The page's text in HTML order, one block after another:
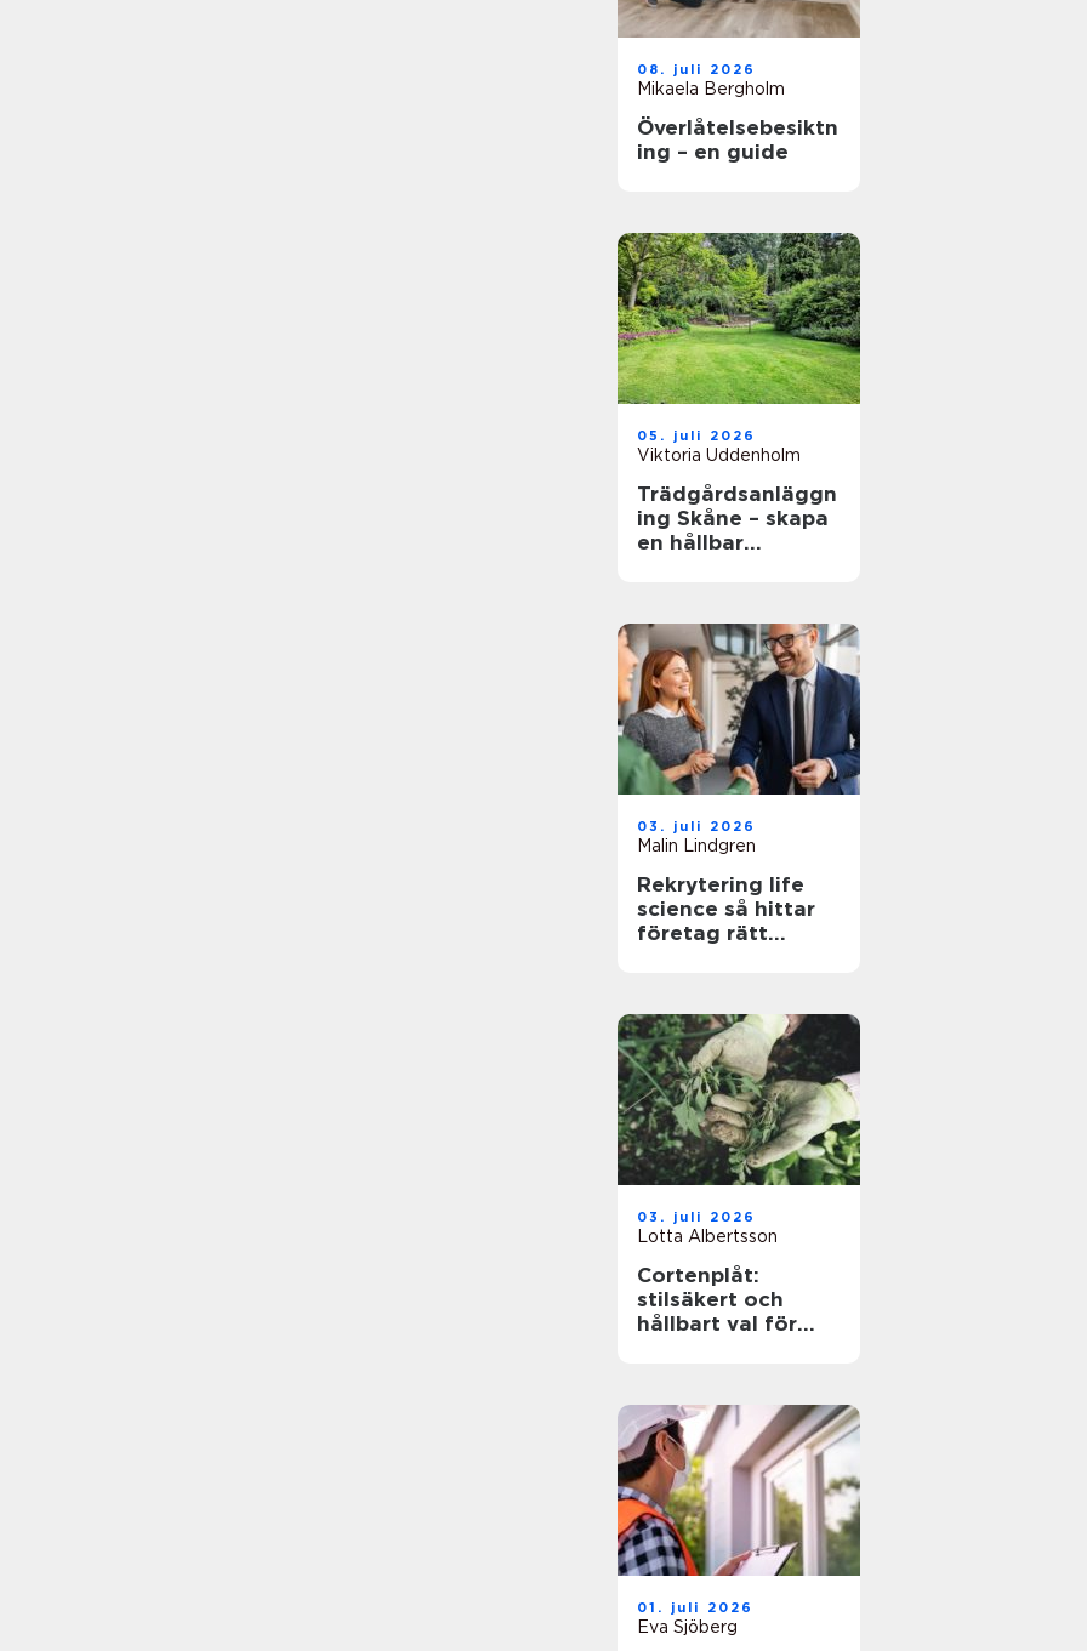
08. juli 2026
Mikaela Bergholm
Överlåtelsebesiktn
ing – en guide
05. juli 2026
Viktoria Uddenholm
Trädgårdsanläggn
ing Skåne – skapa
en hållbar
03. juli 2026
Malin Lindgren
Rekrytering life
science så hittar
företag rätt
03. juli 2026
Lotta Albertsson
Cortenplåt:
stilsäkert och
hållbart val för
01. juli 2026
Eva Sjöberg